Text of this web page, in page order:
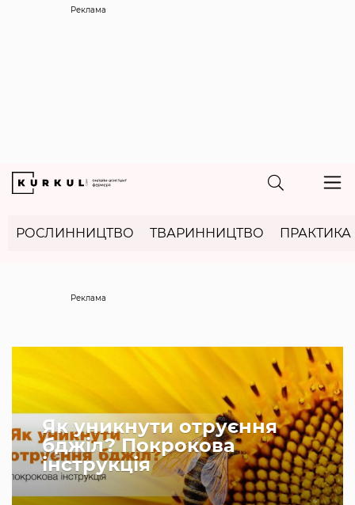
Реклама
РОСЛИННИЦТВО ТВАРИННИЦТВО ПРАКТИКА
Як уникнути отруєння
бджіл? Покрокова
інструкція
Реклама